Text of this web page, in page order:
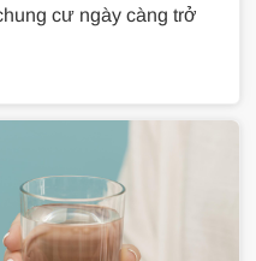
cư ngày càng trở